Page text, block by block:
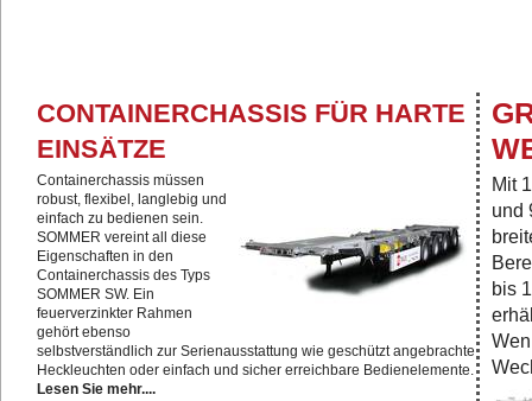
CONTAINERCHASSIS FÜR HARTE
EINSÄTZE
Containerchassis müssen
robust, flexibel, langlebig und
einfach zu bedienen sein.
SOMMER vereint all diese
Eigenschaften in den
Containerchassis des Typs
SOMMER SW. Ein
feuerverzinkter Rahmen
gehört ebenso
selbstverständlich zur Serienausstattung wie geschützt angebrachte
Heckleuchten oder einfach und sicher erreichbare Bedienelemente.
Lesen Sie mehr....
Mit
und
bis